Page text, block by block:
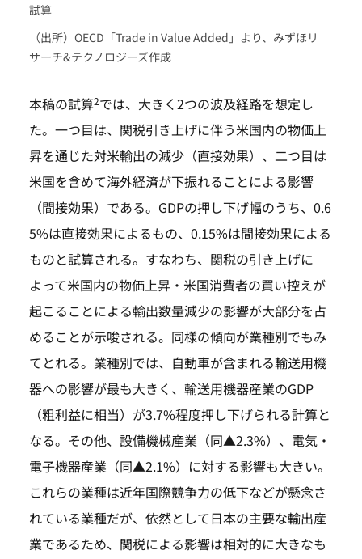
試算
（出所）OECD「Trade in Value Added」より、みずほリ
サーチ&テクノロジーズ作成
本稿の試算2では、大きく2つの波及経路を想定し
た。一つ目は、関税引き上げに伴う米国内の物価上
昇を通じた対米輸出の減少（直接効果）、二つ目は
米国を含めて海外経済が下振れることによる影響
（間接効果）である。GDPの押し下げ幅のうち、0.6
5%は直接効果によるもの、0.15%は間接効果による
ものと試算される。すなわち、関税の引き上げに
よって米国内の物価上昇・米国消費者の買い控えが
起こることによる輸出数量減少の影響が大部分を占
めることが示唆される。同様の傾向が業種別でもみ
てとれる。業種別では、自動車が含まれる輸送用機
器への影響が最も大きく、輸送用機器産業のGDP
（粗利益に相当）が3.7%程度押し下げられる計算と
なる。その他、設備機械産業（同▲2.3%）、電気・
電子機器産業（同▲2.1%）に対する影響も大きい。
これらの業種は近年国際競争力の低下などが懸念さ
れている業種だが、依然として日本の主要な輸出産
業であるため、関税による影響は相対的に大きなも